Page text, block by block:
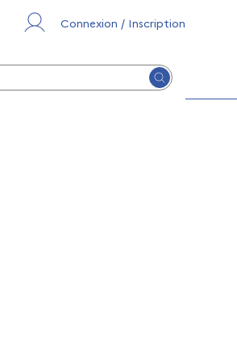
Connexion / Inscription
Lancer la